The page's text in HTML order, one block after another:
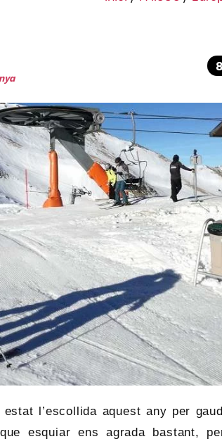
estat l’escollida aquest any per
esquiar ens agrada bastant,